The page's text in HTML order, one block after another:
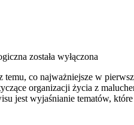
została wyłączona
co najważniejsze w
organizacji życia z
jest wyjaśnianie tematów,